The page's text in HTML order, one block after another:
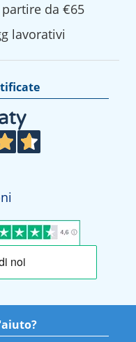
da €65
lavorativi